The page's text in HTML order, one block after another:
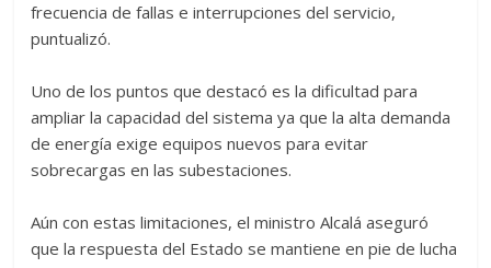
frecuencia de fallas e interrupciones del servicio,
puntualizó.
‎Uno de los puntos que destacó es la dificultad para
ampliar la capacidad del sistema ya que la alta demanda
de energía exige equipos nuevos para evitar
sobrecargas en las subestaciones.
‎Aún con estas limitaciones, el ministro Alcalá aseguró
que la respuesta del Estado se mantiene en pie de lucha